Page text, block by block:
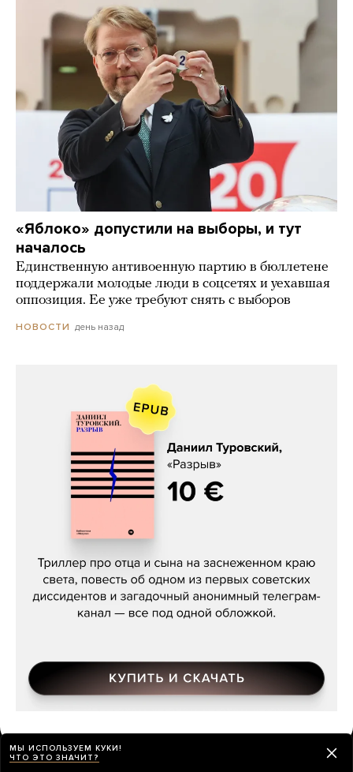
«Яблоко» допустили на выборы, и тут
началось
Единственную антивоенную партию в бюллетене
поддержали молодые люди в соцсетях и уехавшая
оппозиция. Ее уже требуют снять с выборов
НОВОСТИ день назад
Даниил Туровский, «Разрыв»
МЫ ИСПОЛЬЗУЕМ КУКИ!
ЧТО ЭТО ЗНАЧИТ?